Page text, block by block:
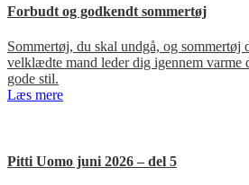
Forbudt og godkendt sommertøj
Sommertøj, du skal undgå, og sommertøj
velklædte mand leder dig igennem varme
gode stil.
Læs mere
Pitti Uomo juni 2026 – del 5